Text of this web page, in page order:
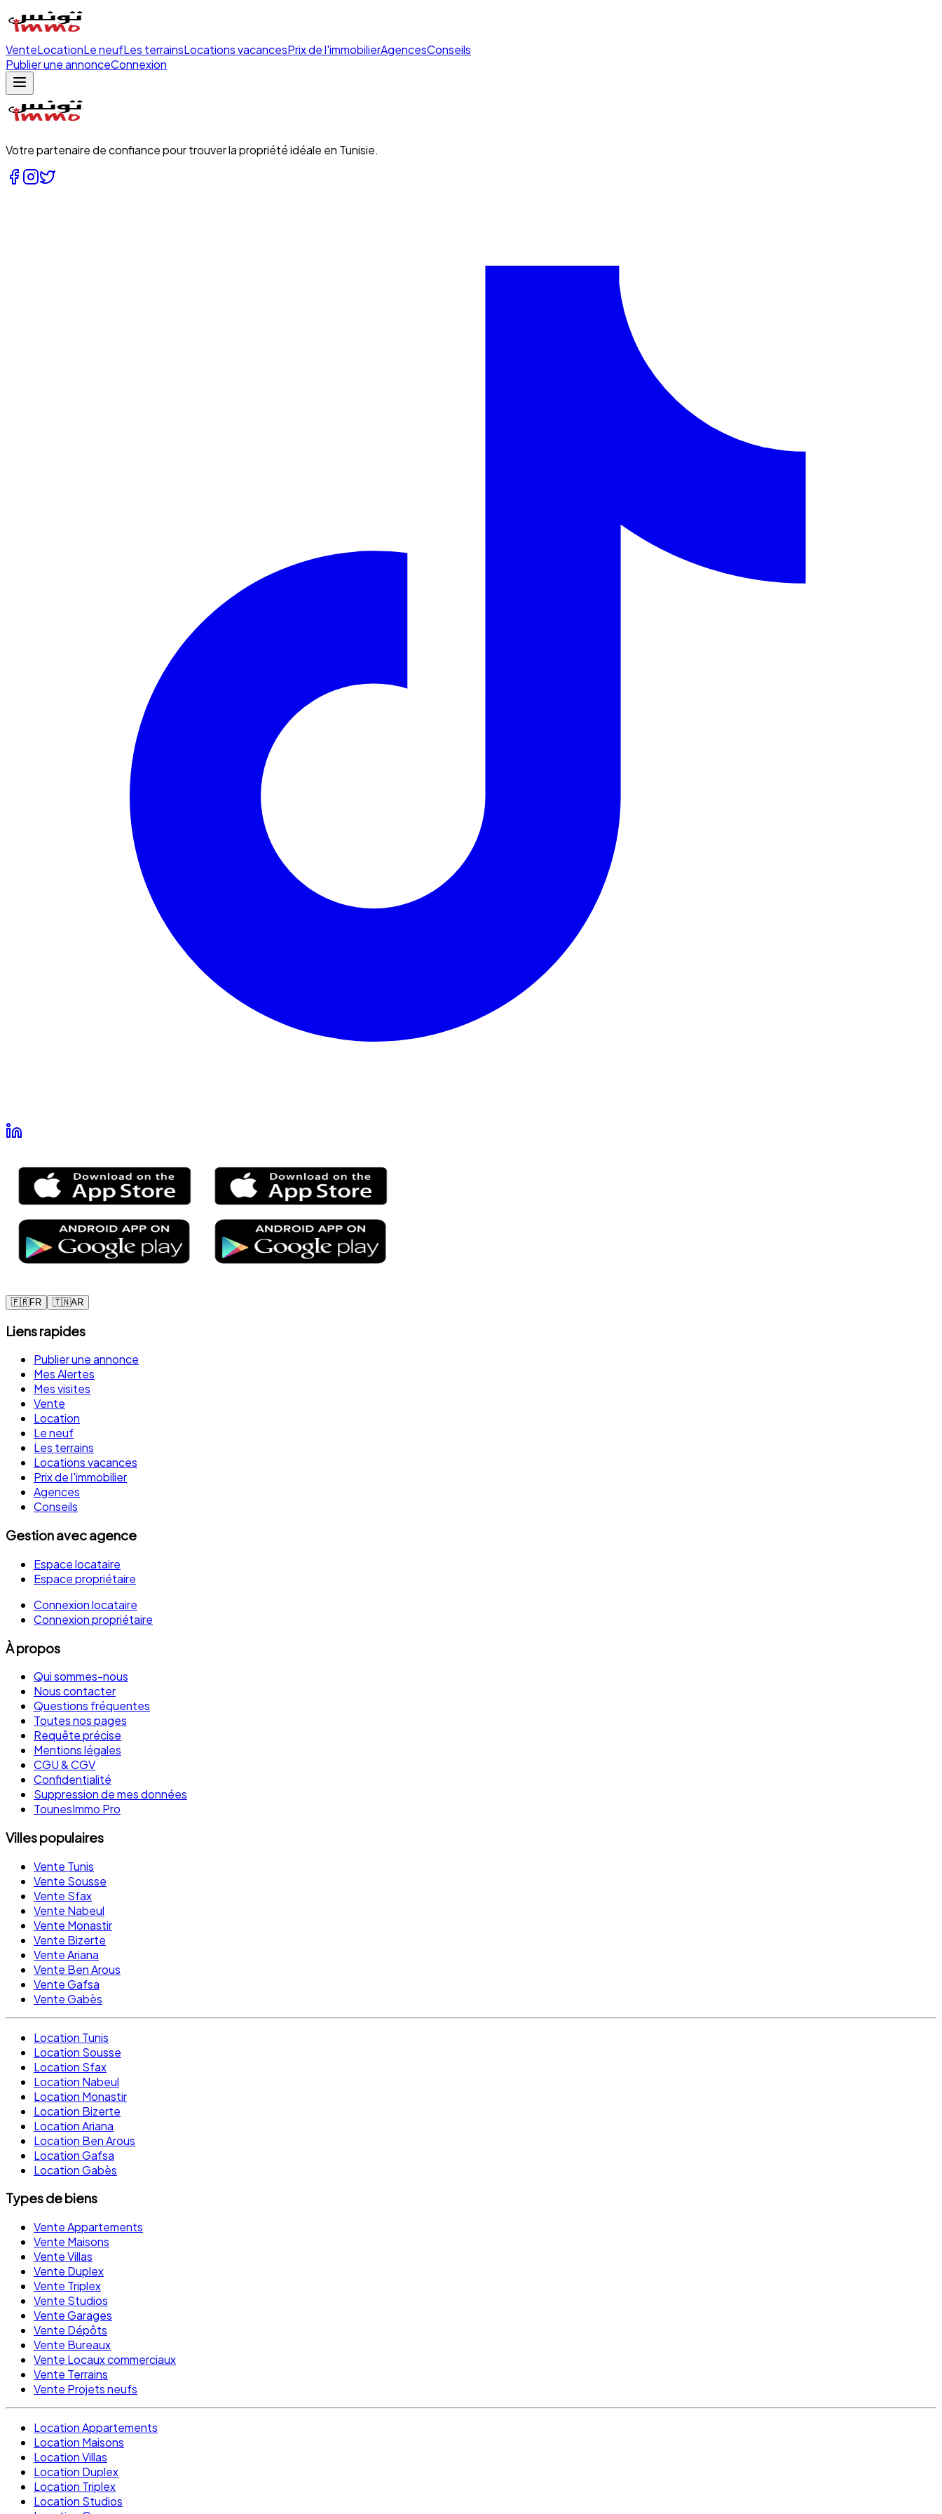
VenteLocationLe neufLes terrainsLocations vacancesPrix de l'immobilierAgencesConseils
Publier une annonceConnexion
Votre partenaire de confiance pour trouver la propriété idéale en Tunisie.
🇫🇷FR 🇹🇳AR
Liens rapides
Publier une annonce
Mes Alertes
Mes visites
Vente
Location
Le neuf
Les terrains
Locations vacances
Prix de l'immobilier
Agences
Conseils
Gestion avec agence
Espace locataire
Espace propriétaire
Connexion locataire
Connexion propriétaire
À propos
Qui sommes-nous
Nous contacter
Questions fréquentes
Toutes nos pages
Requête précise
Mentions légales
CGU & CGV
Confidentialité
Suppression de mes données
TounesImmo Pro
Villes populaires
Vente Tunis
Vente Sousse
Vente Sfax
Vente Nabeul
Vente Monastir
Vente Bizerte
Vente Ariana
Vente Ben Arous
Vente Gafsa
Vente Gabès
Location Tunis
Location Sousse
Location Sfax
Location Nabeul
Location Monastir
Location Bizerte
Location Ariana
Location Ben Arous
Location Gafsa
Location Gabès
Types de biens
Vente Appartements
Vente Maisons
Vente Villas
Vente Duplex
Vente Triplex
Vente Studios
Vente Garages
Vente Dépôts
Vente Bureaux
Vente Locaux commerciaux
Vente Terrains
Vente Projets neufs
Location Appartements
Location Maisons
Location Villas
Location Duplex
Location Triplex
Location Studios